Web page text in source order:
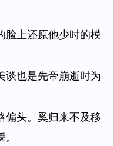
脸上还原他少时的模
谈也是先帝崩逝时为
偏头。奚归来不及移